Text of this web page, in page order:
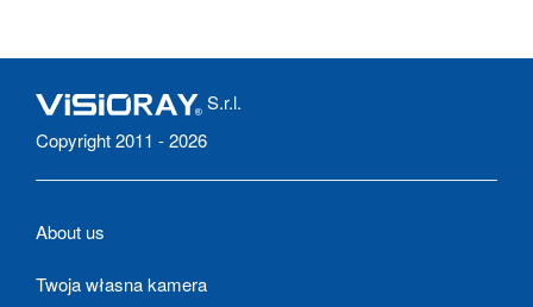
S.r.l.
Copyright 2011 - 2026
About us
Twoja własna kamera